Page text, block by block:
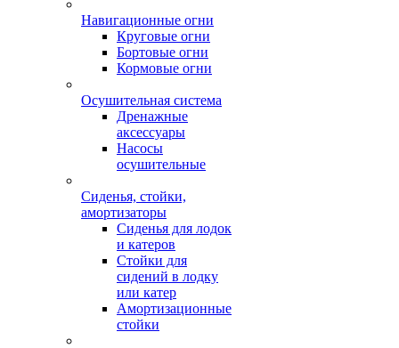
Навигационные огни
Круговые огни
Бортовые огни
Кормовые огни
Осушительная система
Дренажные
аксессуары
Насосы
осушительные
Сиденья, стойки,
амортизаторы
Сиденья для лодок
и катеров
Стойки для
сидений в лодку
или катер
Амортизационные
стойки